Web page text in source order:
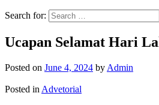
Search for:
Ucapan Selamat Hari
Posted on June 4, 2024 by Admin
Posted in Advetorial